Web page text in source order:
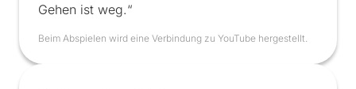
Gehen ist weg.“
Beim Abspielen wird eine Verbindung zu YouTube hergestellt.